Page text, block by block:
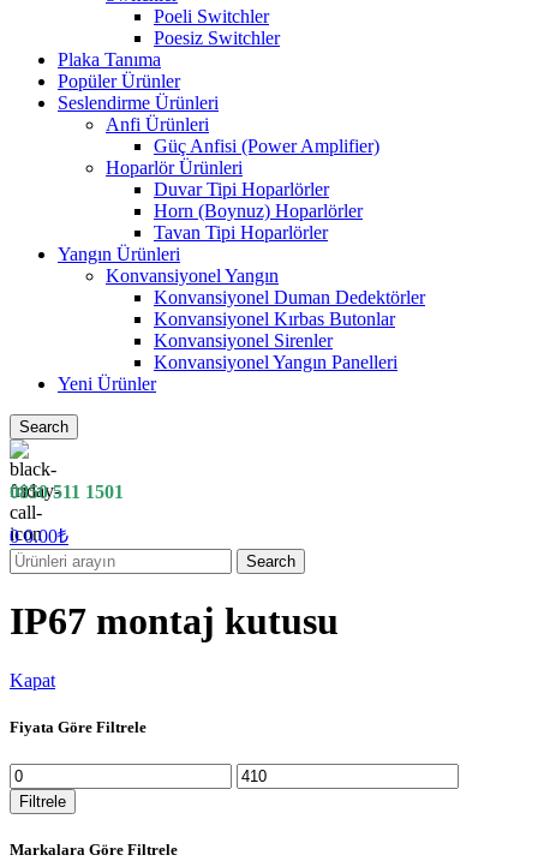
Poeli Switchler
Poesiz Switchler
Plaka Tanıma
Popüler Ürünler
Seslendirme Ürünleri
Anfi Ürünleri
Güç Anfisi (Power Amplifier)
Hoparlör Ürünleri
Duvar Tipi Hoparlörler
Horn (Boynuz) Hoparlörler
Tavan Tipi Hoparlörler
Yangın Ürünleri
Konvansiyonel Yangın
Konvansiyonel Duman Dedektörler
Konvansiyonel Kırbas Butonlar
Konvansiyonel Sirenler
Konvansiyonel Yangın Panelleri
Yeni Ürünler
Search
0850 511 1501
00.00₺
Search
IP67 montaj kutusu
Kapat
Fiyata Göre Filtrele
En
düşük
fiyat
En
yüksek
Filtrele
Markalara Göre Filtrele